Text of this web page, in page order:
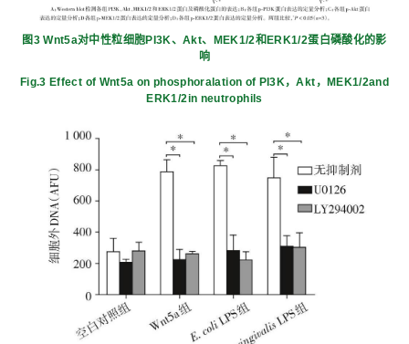
图3 Wnt5a对中性粒细胞PI3K、Akt、MEK1/2和ERK1/2蛋白磷酸化的影
响
Fig.3 Effect of Wnt5a on phosphoralation of PI3K，Akt，MEK1/2and
ERK1/2in neutrophils